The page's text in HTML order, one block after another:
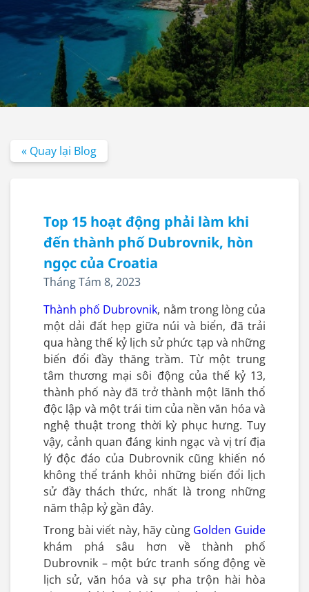
« Quay lại Blog
Top 15 hoạt động phải làm khi
đến thành phố Dubrovnik, hòn
ngọc của Croatia
Tháng Tám 8, 2023
Thành phố Dubrovnik, nằm trong lòng của
một dải đất hẹp giữa núi và biển, đã trải
qua hàng thế kỷ lịch sử phức tạp và những
biến đổi đầy thăng trầm. Từ một trung
tâm thương mại sôi động của thế kỷ 13,
thành phố này đã trở thành một lãnh thổ
độc lập và một trái tim của nền văn hóa và
nghệ thuật trong thời kỳ phục hưng. Tuy
vậy, cảnh quan đáng kinh ngạc và vị trí địa
lý độc đáo của Dubrovnik cũng khiến nó
không thể tránh khỏi những biến đổi lịch
sử đầy thách thức, nhất là trong những
năm thập kỷ gần đây.
Trong bài viết này, hãy cùng Golden Guide
khám phá sâu hơn về thành phố
Dubrovnik – một bức tranh sống động về
lịch sử, văn hóa và sự pha trộn hài hòa